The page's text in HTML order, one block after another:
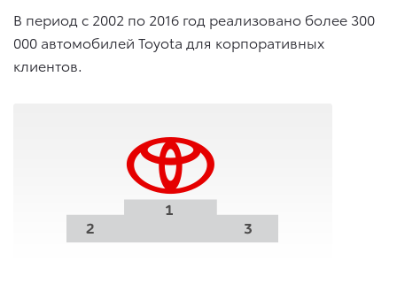
В период с 2002 по 2016 год реализовано более 300
000 автомобилей Toyota для корпоративных
клиентов.